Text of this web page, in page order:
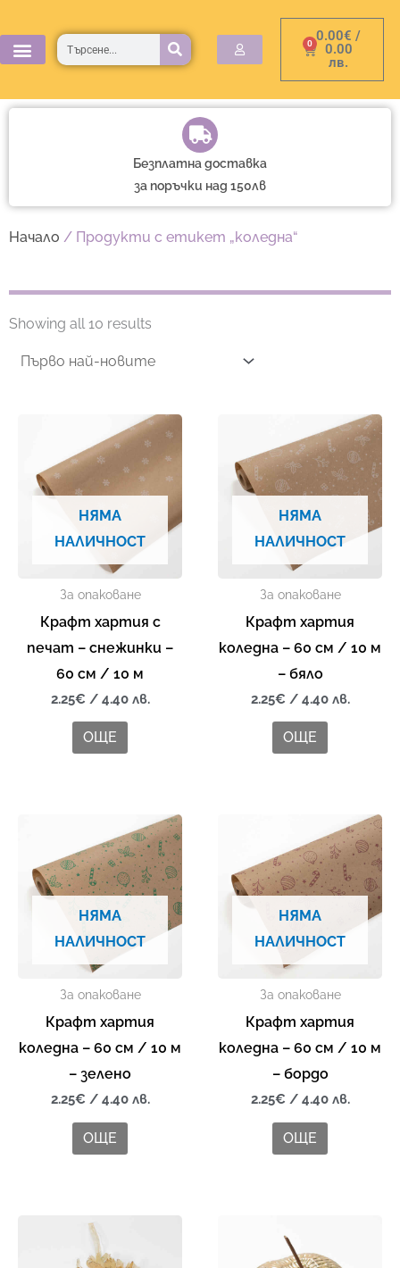
to
content
0.00€ /
0.00
лв.
0
Cart
Търсене
Начало / Продукти с етикет „коледна“
Безплатна доставка
за поръчки над 150лв
Showing all 10 results
НЯМА
НАЛИЧНОСТ
За опаковане
Крафт хартия с
печат – снежинки –
60 см / 10 м
2.25€ / 4.40 лв.
ОЩЕ
НЯМА
НАЛИЧНОСТ
За опаковане
Крафт хартия
коледна – 60 см / 10 м
– бяло
2.25€ / 4.40 лв.
ОЩЕ
НЯМА
НАЛИЧНОСТ
За опаковане
Крафт хартия
коледна – 60 см / 10 м
– зелено
2.25€ / 4.40 лв.
ОЩЕ
НЯМА
НАЛИЧНОСТ
За опаковане
Крафт хартия
коледна – 60 см / 10 м
– бордо
2.25€ / 4.40 лв.
ОЩЕ